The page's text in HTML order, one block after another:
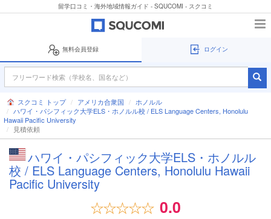
留学口コミ・海外地域情報ガイド - SQUCOMI - スクコミ
無料会員登録 ログイン
スクコミ トップ アメリカ合衆国
ホノルル
ハワイ・パシフィック大学ELS・ホノルル校 / ELS Language Centers, Honolulu
Hawaii Pacific University
見積依頼
ハワイ・パシフィック大学ELS・ホノルル
校 / ELS Language Centers, Honolulu Hawaii
Pacific University
0.0